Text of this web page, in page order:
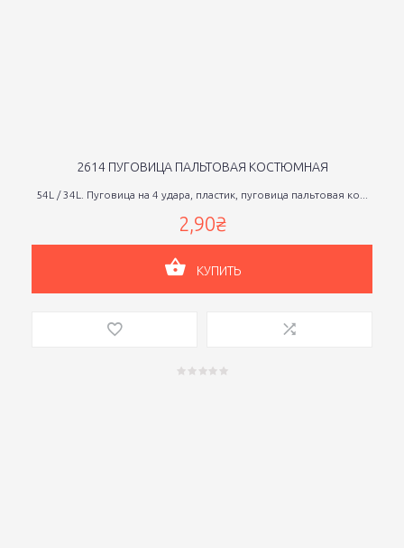
2614 ПУГОВИЦА ПАЛЬТОВАЯ КОСТЮМНАЯ
54L / 34L. Пуговица на 4 удара, пластик, пуговица пальтовая ко...
2,90₴
КУПИТЬ